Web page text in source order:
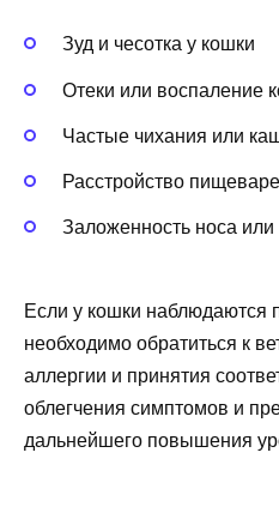
Зуд и чесотка у кошки
Отеки или воспаление
Частые чихания или
Расстройство
Заложенность носа
Если у кошки наблюдаются
необходимо обратиться к
аллергии и принятия
облегчения симптомов и
дальнейшего повышения